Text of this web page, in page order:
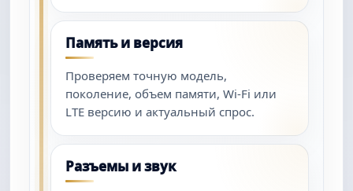
Память и версия
Проверяем точную модель,
поколение, объем памяти, Wi-Fi или
LTE версию и актуальный спрос.
Разъемы и звук